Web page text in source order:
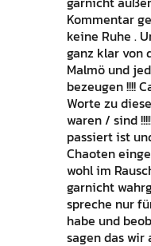
Kommentar
keine Ruhe .
ganz klar von
Malmö und
bezeugen !!!!
Worte zu
waren / sind
passiert ist
Chaoten
wohl im
garnicht
spreche nur
habe und
sagen das wir